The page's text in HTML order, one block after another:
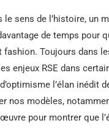
sens de l’histoire, un
de temps pour
Toujours dans
enjeux RSE dans
l’élan inédit
nos modèles,
pour montrer que